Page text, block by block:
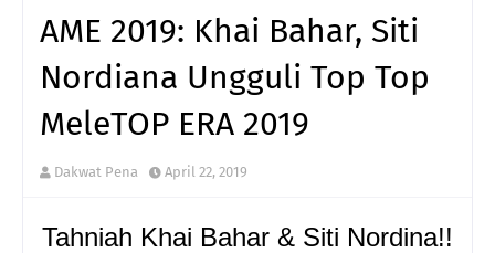
AME 2019: Khai Bahar, Siti
Nordiana Ungguli Top Top
MeleTOP ERA 2019
Dakwat Pena April 22, 2019
Tahniah Khai Bahar & Siti Nordina!!